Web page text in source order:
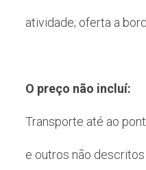
atividade; oferta a
O preço não incluí:
Transporte até ao
e outros não